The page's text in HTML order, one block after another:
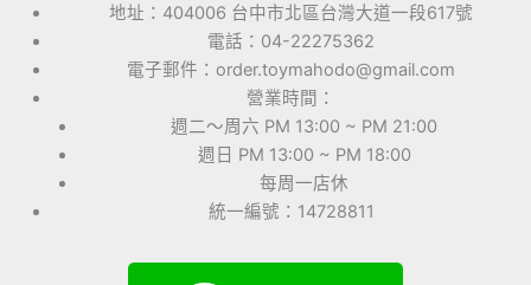
地址：404006 台中市北區台灣大道一段617號
電話：04-22275362
電子郵件：order.toymahodo@gmail.com
營業時間：
週二～周六 PM 13:00 ~ PM 21:00
週日 PM 13:00 ~ PM 18:00
每周一店休
統一編號：14728811